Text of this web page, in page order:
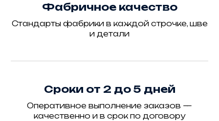
Фабричное качество
Стандарты фабрики в каждой строчке, шве
и детали
Сроки от 2 до 5 дней
Оперативное выполнение заказов —
качественно и в срок по договору